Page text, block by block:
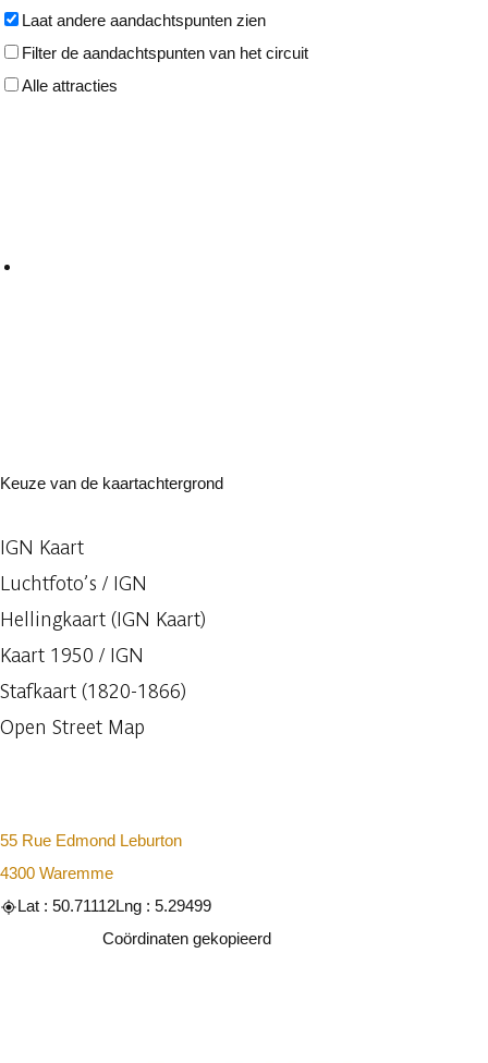
Laat andere aandachtspunten zien
Filter de aandachtspunten van het circuit
Alle attracties
Keuze van de kaartachtergrond
IGN Kaart
Luchtfoto’s / IGN
Hellingkaart (IGN Kaart)
Kaart 1950 / IGN
Stafkaart (1820-1866)
Open Street Map
55 Rue Edmond Leburton
4300 Waremme
Lat : 50.71112Lng : 5.29499
Coördinaten gekopieerd